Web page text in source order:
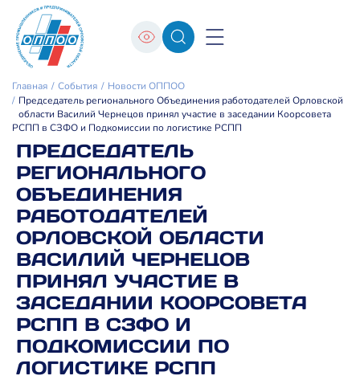
Главная События
Новости ОППОО
Председатель регионального Объединения работодателей Орловской
области Василий Чернецов принял участие в заседании Коорсовета
РСПП в СЗФО и Подкомиссии по логистике РСПП
ПРЕДСЕДАТЕЛЬ
РЕГИОНАЛЬНОГО
ОБЪЕДИНЕНИЯ
РАБОТОДАТЕЛЕЙ
ОРЛОВСКОЙ ОБЛАСТИ
ВАСИЛИЙ ЧЕРНЕЦОВ
ПРИНЯЛ УЧАСТИЕ В
ЗАСЕДАНИИ КООРСОВЕТА
РСПП В СЗФО И
ПОДКОМИССИИ ПО
ЛОГИСТИКЕ РСПП